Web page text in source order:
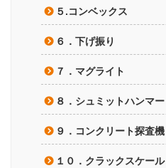
５.コンベックス
６．下げ振り
７．マグライト
８．シュミットハンマー
９．コンクリート探査機
１０．クラックスケール